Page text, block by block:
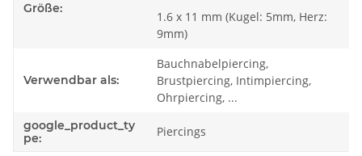
Größe:
1.6 x 11 mm (Kugel: 5mm, Herz:
9mm)
Verwendbar als:
Bauchnabelpiercing,
Brustpiercing, Intimpiercing,
Ohrpiercing, ...
google_product_ty
pe:
Piercings